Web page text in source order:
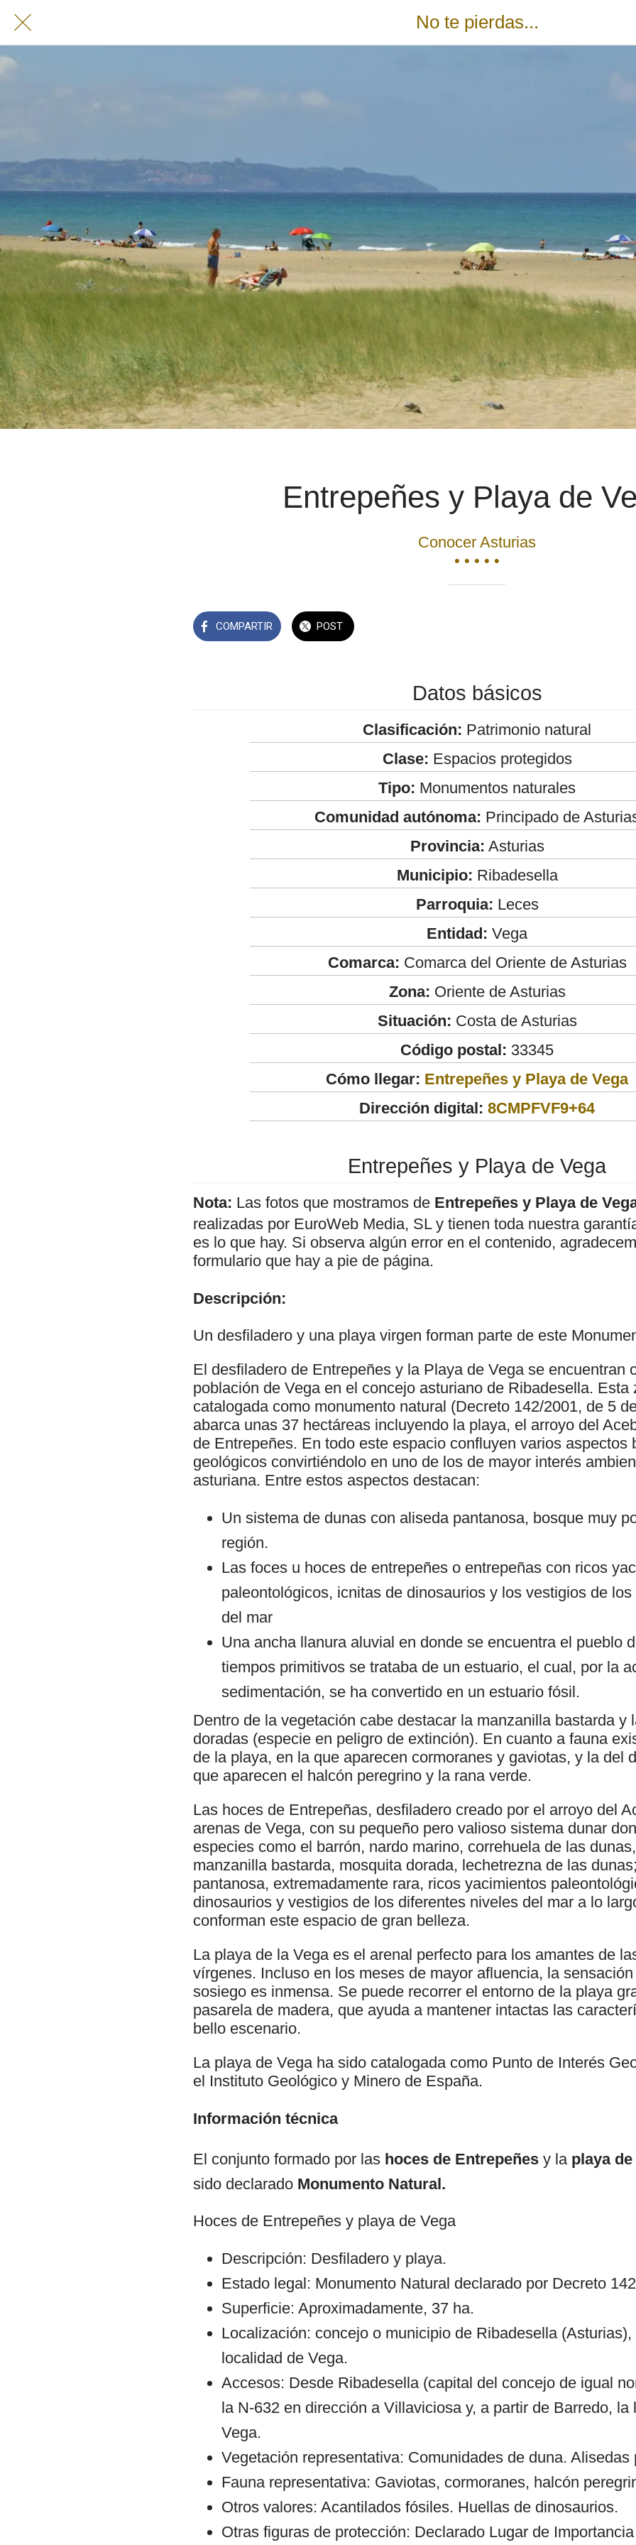
No te pierdas...
Entrepeñes y Playa de
Conocer Asturias
• • • • •
COMPARTIR POST
Datos básicos
Clasificación: Patrimonio natural
Clase: Espacios protegidos
Tipo: Monumentos naturales
Comunidad autónoma: Principado de
Provincia: Asturias
Municipio: Ribadesella
Parroquia: Leces
Entidad: Vega
Comarca: Comarca del Oriente de Asturias
Zona: Oriente de Asturias
Situación: Costa de Asturias
Código postal: 33345
Cómo llegar: Entrepeñes y Playa de Vega
Dirección digital: 8CMPFVF9+64
Entrepeñes y Playa de Vega
Nota: Las fotos que mostramos de Entrepeñes y Playa de
realizadas por EuroWeb Media, SL y tienen toda nuestra
es lo que hay. Si observa algún error en el contenido,
formulario que hay a pie de página.
Descripción:
Un desfiladero y una playa virgen forman parte de este
El desfiladero de Entrepeñes y la Playa de Vega se encuentran
población de Vega en el concejo asturiano de Ribadesella. Esta
catalogada como monumento natural (Decreto 142/2001, de 5
abarca unas 37 hectáreas incluyendo la playa, el arroyo del
de Entrepeñes. En todo este espacio confluyen varios aspectos
geológicos convirtiéndolo en uno de los de mayor interés
asturiana. Entre estos aspectos destacan:
Un sistema de dunas con aliseda pantanosa, bosque muy
región.
Las foces u hoces de entrepeñes o entrepeñas con ricos
paleontológicos, icnitas de dinosaurios y los vestigios de
del mar
Una ancha llanura aluvial en donde se encuentra el pueblo
tiempos primitivos se trataba de un estuario, el cual, por la
sedimentación, se ha convertido en un estuario fósil.
Dentro de la vegetación cabe destacar la manzanilla bastarda y
doradas (especie en peligro de extinción). En cuanto a fauna
de la playa, en la que aparecen cormoranes y gaviotas, y la del
que aparecen el halcón peregrino y la rana verde.
Las hoces de Entrepeñas, desfiladero creado por el arroyo del
arenas de Vega, con su pequeño pero valioso sistema dunar
especies como el barrón, nardo marino, correhuela de las
manzanilla bastarda, mosquita dorada, lechetrezna de las
pantanosa, extremadamente rara, ricos yacimientos
dinosaurios y vestigios de los diferentes niveles del mar a lo
conforman este espacio de gran belleza.
La playa de la Vega es el arenal perfecto para los amantes de
vírgenes. Incluso en los meses de mayor afluencia, la
sosiego es inmensa. Se puede recorrer el entorno de la playa
pasarela de madera, que ayuda a mantener intactas las
bello escenario.
La playa de Vega ha sido catalogada como Punto de Interés
el Instituto Geológico y Minero de España.
Información técnica
El conjunto formado por las hoces de Entrepeñes y la playa
sido declarado Monumento Natural.
Hoces de Entrepeñes y playa de Vega
Descripción: Desfiladero y playa.
Estado legal: Monumento Natural declarado por Decreto
Superficie: Aproximadamente, 37 ha.
Localización: concejo o municipio de Ribadesella
localidad de Vega.
Accesos: Desde Ribadesella (capital del concejo de igual
la N-632 en dirección a Villaviciosa y, a partir de Barredo, la
Vega.
Vegetación representativa: Comunidades de duna. Alisedas
Fauna representativa: Gaviotas, cormoranes, halcón
Otros valores: Acantilados fósiles. Huellas de dinosaurios.
Otras figuras de protección: Declarado Lugar de